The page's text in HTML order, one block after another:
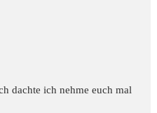
dachte ich nehme euch mal